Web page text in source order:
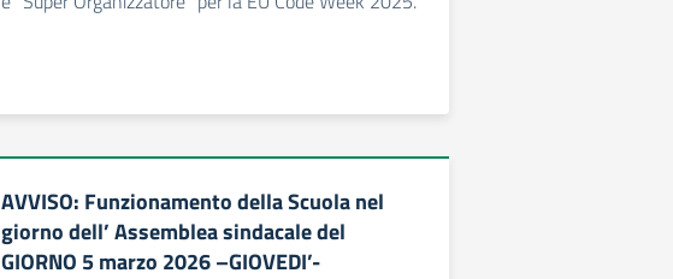
AVVISO: Funzionamento della Scuola nel
giorno dell’ Assemblea sindacale del
GIORNO 5 marzo 2026 –GIOVEDI’-